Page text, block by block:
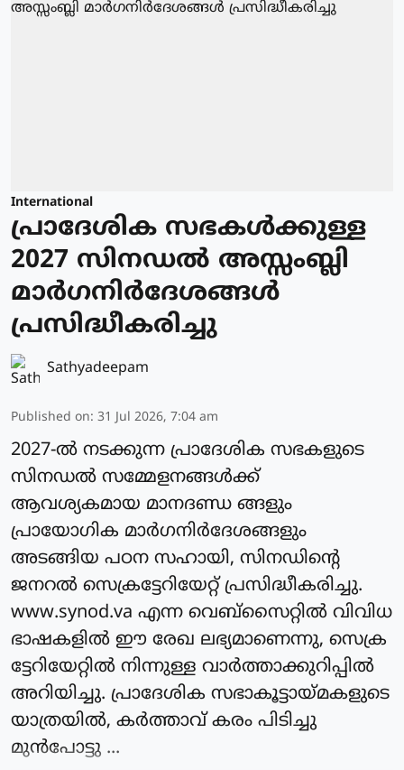
International
പ്രാദേശിക സഭകള്‍ക്കുള്ള
2027 സിനഡല്‍ അസ്സംബ്ലി
മാര്‍ഗനിര്‍ദേശങ്ങള്‍
പ്രസിദ്ധീകരിച്ചു
Sathyadeepam
Published on: 31 Jul 2026, 7:04 am
2027-ല്‍ നടക്കുന്ന പ്രാദേശിക സഭകളുടെ
സിനഡല്‍ സമ്മേളനങ്ങള്‍ക്ക്
ആവശ്യകമായ മാനദണ്ഡ ങ്ങളും
പ്രായോഗിക മാർഗനിർദേശങ്ങളും
അടങ്ങിയ പഠന സഹായി, സിനഡിന്റെ
ജനറല്‍ സെക്രട്ടേറിയേറ്റ് പ്രസിദ്ധീകരിച്ചു.
www.synod.va എന്ന വെബ്സൈറ്റില്‍ വിവിധ
ഭാഷകളില്‍ ഈ രേഖ ലഭ്യമാണെന്നു, സെക്ര
ട്ടേറിയേറ്റില്‍ നിന്നുള്ള വാര്‍ത്താക്കുറിപ്പില്‍
അറിയിച്ചു. പ്രാദേശിക സഭാകൂട്ടായ്മകളുടെ
യാത്രയില്‍, കര്‍ത്താവ് കരം പിടിച്ചു
മുന്‍പോട്ടു ...